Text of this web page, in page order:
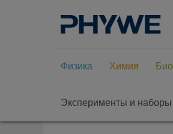
Физика Химия
Эксперименты и наборы